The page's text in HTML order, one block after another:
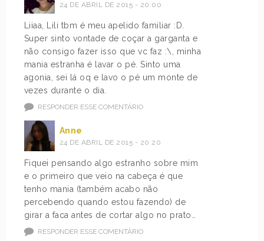
24 DE ABRIL DE 2015 - 20:00
Liiaa, Lili tbm é meu apelido familiar :D.
Super sinto vontade de coçar a garganta e
não consigo fazer isso que vc faz :\, minha
mania estranha é lavar o pé. Sinto uma
agonia, sei lá oq e lavo o pé um monte de
vezes durante o dia.
RESPONDER ESSE COMENTÁRIO
Anne
24 DE ABRIL DE 2015 - 20:20
Fiquei pensando algo estranho sobre mim
e o primeiro que veio na cabeça é que
tenho mania (também acabo não
percebendo quando estou fazendo) de
girar a faca antes de cortar algo no prato…
RESPONDER ESSE COMENTÁRIO